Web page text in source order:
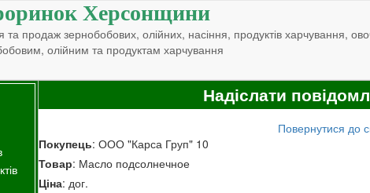
Херсонщини
та продаж зернобобових, олійних, насіння, продуктів харчування,
олійним та продуктам харчування
Надіслати
Повернутися до
Покупець: ООО "Карса Груп" 10
Товар: Масло подсолнечное
Ціна: дог.